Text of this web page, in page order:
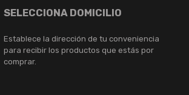
SELECCIONA DOMICILIO
Establece la dirección de tu conveniencia
para recibir los productos que estás por
comprar.